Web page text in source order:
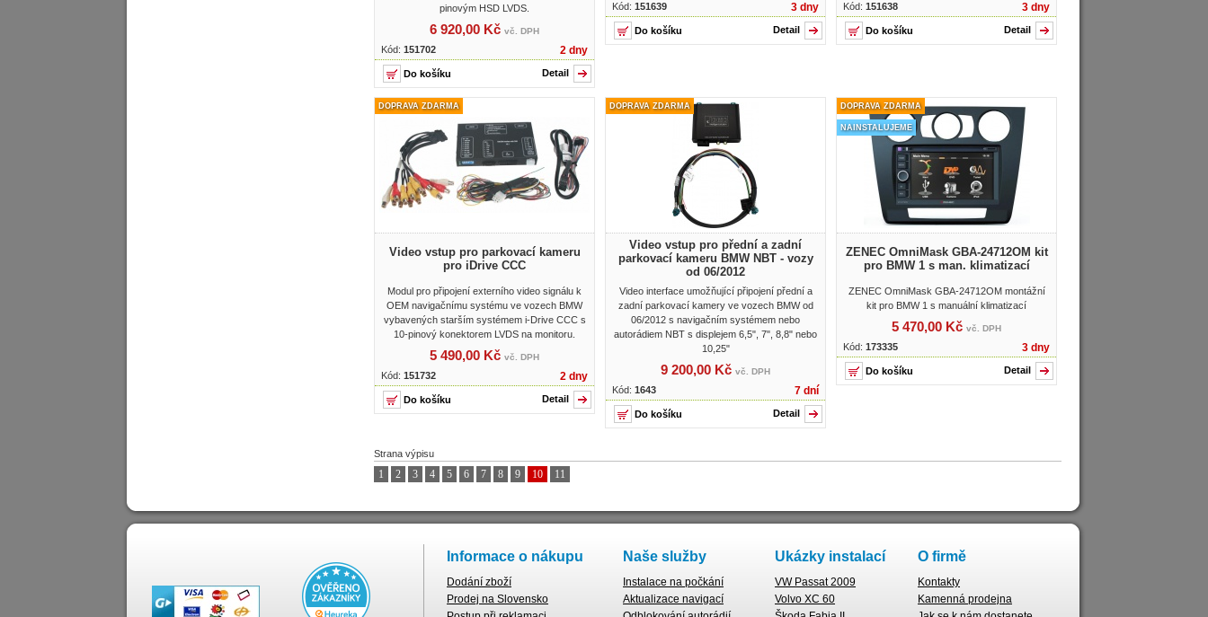
pinovým HSD LVDS.
6 920,00 Kč vč. DPH
Kód: 151702 2 dny
Detail
Kód: 151639 3 dny
Detail
Kód: 151638 3 dny
Detail
DOPRAVA ZDARMA
Video vstup pro parkovací kameru
pro iDrive CCC
Modul pro připojení externího video signálu k
OEM navigačnímu systému ve vozech BMW
vybavených starším systémem i-Drive CCC s
10-pinový konektorem LVDS na monitoru.
5 490,00 Kč vč. DPH
Kód: 151732 2 dny
Detail
DOPRAVA ZDARMA
Video vstup pro přední a zadní
parkovací kameru BMW NBT - vozy
od 06/2012
Video interface umožňující připojení přední a
zadní parkovací kamery ve vozech BMW od
06/2012 s navigačním systémem nebo
autorádiem NBT s displejem 6,5", 7", 8,8" nebo
10,25"
9 200,00 Kč vč. DPH
Kód: 1643 7 dní
Detail
DOPRAVA ZDARMA
NAINSTALUJEME
ZENEC OmniMask GBA-24712OM kit
pro BMW 1 s man. klimatizací
ZENEC OmniMask GBA-24712OM montážní
kit pro BMW 1 s manuální klimatizací
5 470,00 Kč vč. DPH
Kód: 173335 3 dny
Detail
Strana výpisu
1 2 3 4 5 6 7 8 9 10 11
Informace o nákupu
Dodání zboží
Prodej na Slovensko
Naše služby
Instalace na počkání
Aktualizace navigací
Ukázky instalací
VW Passat 2009
Volvo XC 60
O firmě
Kontakty
Kamenná prodejna